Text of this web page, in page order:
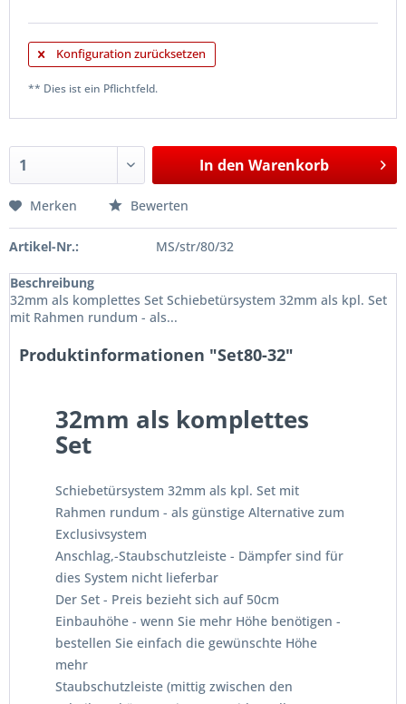
Konfiguration zurücksetzen
** Dies ist ein Pflichtfeld.
In den Warenkorb
Merken Bewerten
Artikel-Nr.: MS/str/80/32
Beschreibung
32mm als komplettes Set Schiebetürsystem 32mm als kpl. Set
mit Rahmen rundum - als...
Produktinformationen "Set80-32"
32mm als komplettes
Set
Schiebetürsystem 32mm als kpl. Set mit
Rahmen rundum - als günstige Alternative zum
Exclusivsystem
Anschlag,-Staubschutzleiste - Dämpfer sind für
dies System nicht lieferbar
Der Set - Preis bezieht sich auf 50cm
Einbauhöhe - wenn Sie mehr Höhe benötigen -
bestellen Sie einfach die gewünschte Höhe
mehr
Staubschutzleiste (mittig zwischen den